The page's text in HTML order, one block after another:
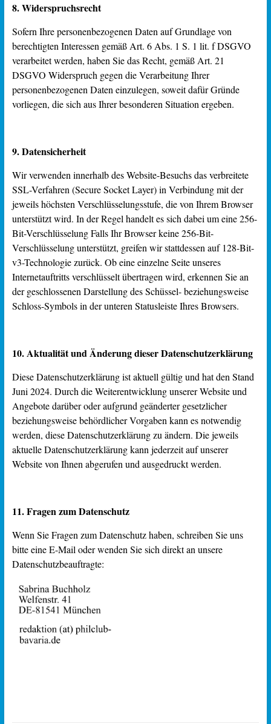
8. Widerspruchsrecht
Sofern Ihre personenbezogenen Daten auf Grundlage von
berechtigten Interessen gemäß Art. 6 Abs. 1 S. 1 lit. f DSGVO
verarbeitet werden, haben Sie das Recht, gemäß Art. 21
DSGVO Widerspruch gegen die Verarbeitung Ihrer
personenbezogenen Daten einzulegen, soweit dafür Gründe
vorliegen, die sich aus Ihrer besonderen Situation ergeben.
9. Datensicherheit
Wir verwenden innerhalb des Website-Besuchs das verbreitete
SSL-Verfahren (Secure Socket Layer) in Verbindung mit der
jeweils höchsten Verschlüsselungsstufe, die von Ihrem Browser
unterstützt wird. In der Regel handelt es sich dabei um eine 256-
Bit-Verschlüsselung Falls Ihr Browser keine 256-Bit-
Verschlüsselung unterstützt, greifen wir stattdessen auf 128-Bit-
v3-Technologie zurück. Ob eine einzelne Seite unseres
Internetauftritts verschlüsselt übertragen wird, erkennen Sie an
der geschlossenen Darstellung des Schüssel- beziehungsweise
Schloss-Symbols in der unteren Statusleiste Ihres Browsers.
10. Aktualität und Änderung dieser Datenschutzerklärung
Diese Datenschutzerklärung ist aktuell gültig und hat den Stand
Juni 2024. Durch die Weiterentwicklung unserer Website und
Angebote darüber oder aufgrund geänderter gesetzlicher
beziehungsweise behördlicher Vorgaben kann es notwendig
werden, diese Datenschutzerklärung zu ändern. Die jeweils
aktuelle Datenschutzerklärung kann jederzeit auf unserer
Website von Ihnen abgerufen und ausgedruckt werden.
11. Fragen zum Datenschutz
Wenn Sie Fragen zum Datenschutz haben, schreiben Sie uns
bitte eine E-Mail oder wenden Sie sich direkt an unsere
Datenschutzbeauftragte: